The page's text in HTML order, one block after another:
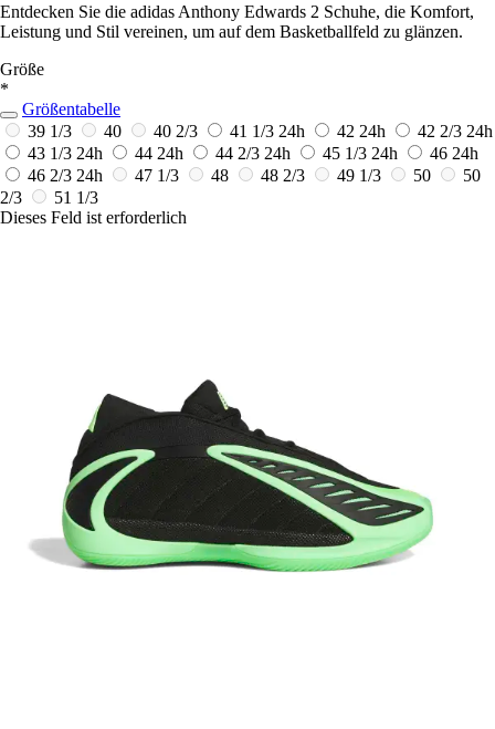
Entdecken Sie die adidas Anthony Edwards 2 Schuhe, die Komfort,
Leistung und Stil vereinen, um auf dem Basketballfeld zu glänzen.
Größe
*
Größentabelle
39 1/3
40 40 2/3 41 1/3 24h 42 24h 42 2/3 24h
43 1/3 24h 44 24h 44 2/3 24h 45 1/3 24h 46 24h
46 2/3 24h 47 1/3 48 48 2/3 49 1/3 50
50
2/3
51 1/3
Dieses Feld ist erforderlich